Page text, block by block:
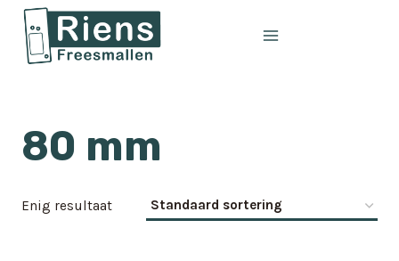
Doorgaan
naar
inhoud
80 mm
Enig resultaat